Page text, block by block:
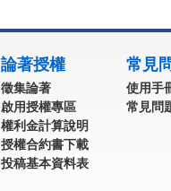
論著授權
徵集論著
啟用授權專區
權利金計算說明
授權合約書下載
投稿基本資料表
常見
使用手
常見問